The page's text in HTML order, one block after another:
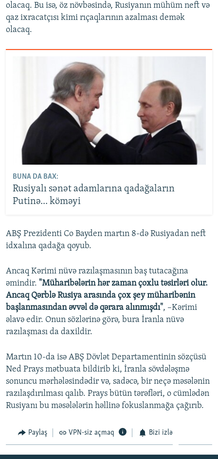
olacaq. Bu isə, öz növbəsində, Rusiyanın mühüm neft və
qaz ixracatçısı kimi rıçaqlarının azalması demək
olacaq.
BUNA DA BAX:
Rusiyalı sənət adamlarına qadağaların
Putinə... köməyi
ABŞ Prezidenti Co Bayden martın 8-də Rusiyadan neft
idxalına qadağa qoyub.
Ancaq Kərimi nüvə razılaşmasının baş tutacağına
əmindir. "Müharibələrin hər zaman çoxlu təsirləri olur.
Ancaq Qərblə Rusiya arasında çox şey müharibənin
başlanmasından əvvəl də qərara alınmışdı", –Kərimi
əlavə edir. Onun sözlərinə görə, bura İranla nüvə
razılaşması da daxildir.
Martın 10-da isə ABŞ Dövlət Departamentinin sözçüsü
Ned Prays mətbuata bildirib ki, İranla sövdələşmə
sonuncu mərhələsindədir və, sadəcə, bir neçə məsələnin
razılaşdırılması qalıb. Prays bütün tərəfləri, o cümlədən
Rusiyanı bu məsələlərin həllinə fokuslanmağa çağırıb.
Paylaş VPN-siz açmaq Bizi izlə